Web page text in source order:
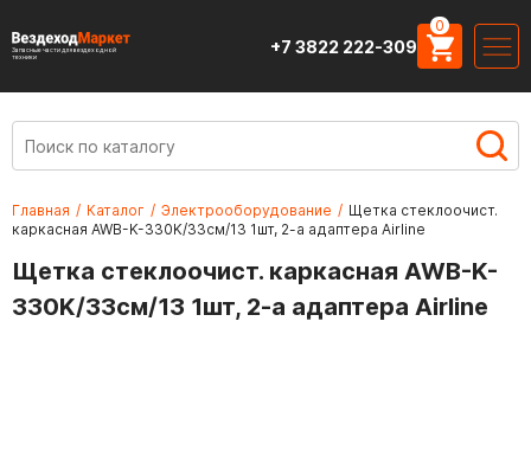
Запасные части для вездеходной
техники
+7 3822 222-309
0
Главная / Каталог / Электрооборудование / Щетка стеклоочист.
каркасная AWB-K-330K/33см/13 1шт, 2-а адаптера Airline
Щетка стеклоочист. каркасная AWB-K-
330K/33см/13 1шт, 2-а адаптера Airline